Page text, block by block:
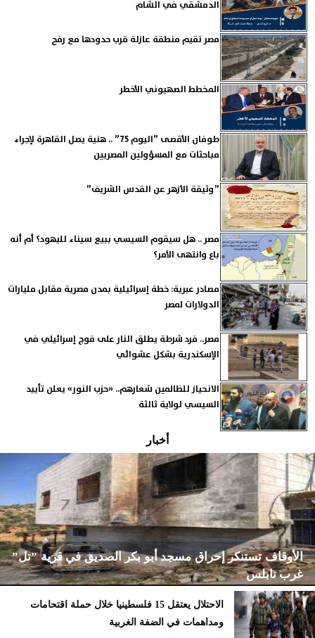
الدمشقي في الشام
مصر تقيم منطقة عازلة قرب حدودها مع رفح
المخطط الصهيوني الأخطر
طوفان الأقصى ”اليوم 75” .. هنية يصل القاهرة لإجراء
مباحثات مع المسؤولين المصريين
”وثيقة الأزهر عن القدس الشريف”
مصر .. هل سيقوم السيسي ببيع سيناء لليهود؟ أم أنه
باع وانتهى الأمر؟
مصادر عبرية: خطة إسرائيلية بمدن مصرية مقابل مليارات
الدولارات لمصر
مصر.. فرد شرطة يطلق النار على فوج إسرائيلي في
الإسكندرية بشكل عشوائي
الانحياز للظالمين شعارهم.. «حزب النور» يعلن تأييد
السيسي لولاية ثالثة
أخبار
الأوقاف تستنكر إحراق مسجد أبو بكر الصديق في قرية ”تل”
غرب نابلس
الاحتلال يعتقل 15 فلسطينيا خلال حملة اقتحامات
ومداهمات في الضفة الغربية